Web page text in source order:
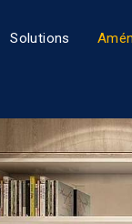
Solutions